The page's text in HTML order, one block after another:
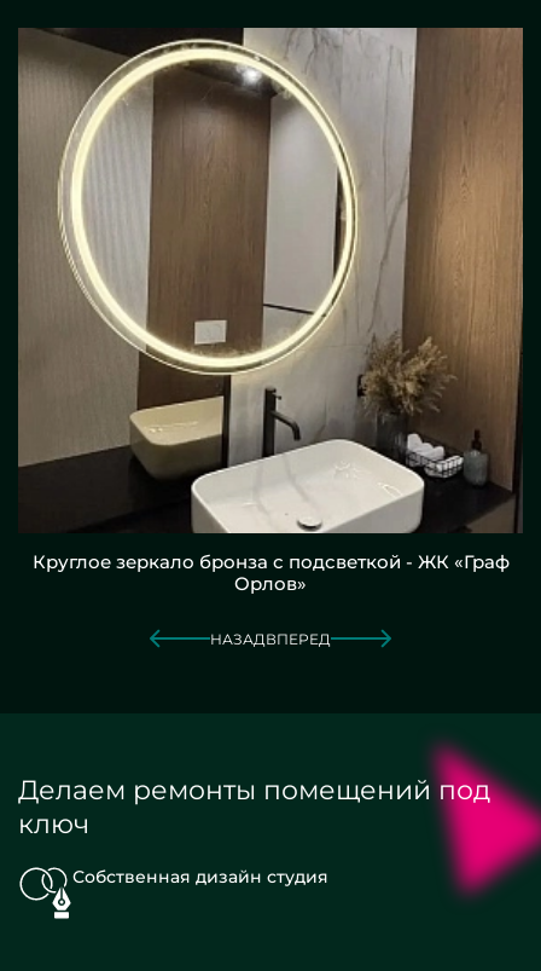
Круглое зеркало бронза с подсветкой - ЖК «Граф
Орлов»
НАЗАД ВПЕРЕД
Делаем ремонты помещений под
ключ
Собственная дизайн студия